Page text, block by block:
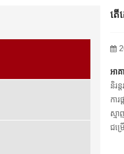
តើ
អាគ
និរ
កា
ស្ម
ជម្